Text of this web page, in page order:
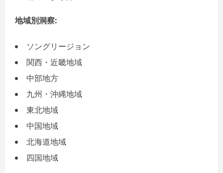
地域別洞察:
ソングリージョン
関西・近畿地域
中部地方
九州・沖縄地域
東北地域
中国地域
北海道地域
四国地域